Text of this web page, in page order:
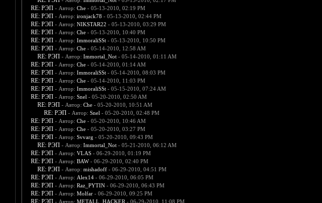
RE: РЭП - Автор: Che- 05-13-2010, 02:19 PM
RE: РЭП - Автор: ironjack78 - 05-13-2010, 02:44 PM
RE: РЭП - Автор: NIKSTAR22 - 05-13-2010, 03:29 PM
RE: РЭП - Автор: Che- 05-13-2010, 10:40 PM
RE: РЭП - Автор: ImmoraliSSt- 05-13-2010, 10:50 PM
RE: РЭП - Автор: Che- 05-14-2010, 12:58 AM
RE: РЭП - Автор: Immortal_Not- 05-14-2010, 01:11 AM
RE: РЭП - Автор: Che- 05-14-2010, 01:14 AM
RE: РЭП - Автор: ImmoraliSSt- 05-14-2010, 08:03 PM
RE: РЭП - Автор: Che- 05-14-2010, 11:03 PM
RE: РЭП - Автор: ImmoraliSSt- 05-15-2010, 07:24 AM
RE: РЭП - Автор: Snel - 05-20-2010, 02:50 AM
RE: РЭП - Автор: Che- 05-20-2010, 10:51 AM
RE: РЭП - Автор: Snel - 05-20-2010, 02:48 PM
RE: РЭП - Автор: Che- 05-20-2010, 10:46 AM
RE: РЭП - Автор: Che- 05-20-2010, 03:27 PM
RE: РЭП - Автор: Svvarg - 05-20-2010, 09:43 PM
RE: РЭП - Автор: Immortal_Not- 05-21-2010, 06:12 AM
RE: РЭП - Автор: VLAS- 06-29-2010, 01:19 PM
RE: РЭП - Автор: BAW- 06-29-2010, 02:40 PM
RE: РЭП - Автор: mishadoff- 06-29-2010, 04:51 PM
RE: РЭП - Автор: Alex14- 06-29-2010, 06:05 PM
RE: РЭП - Автор: Raz_PYTIN- 06-29-2010, 06:43 PM
RE: РЭП - Автор: Molfar- 06-29-2010, 09:25 PM
RE: РЭП - Автор: METALL_HACKER - 06-29-2010, 11:08 PM